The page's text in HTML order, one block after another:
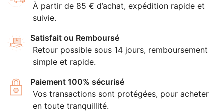
À partir de 85 € d’achat, expédition rapide et
suivie.
Satisfait ou Remboursé
Retour possible sous 14 jours, remboursement
simple et rapide.
Paiement 100% sécurisé
Vos transactions sont protégées, pour acheter
en toute tranquillité.